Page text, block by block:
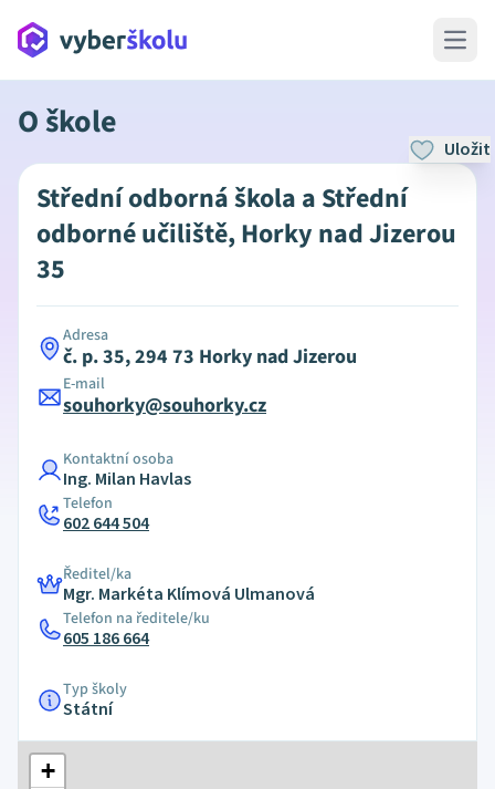
Open
O škole
Uložit
Střední odborná škola a Střední
odborné učiliště, Horky nad Jizerou
35
Adresa
č. p. 35, 294 73 Horky nad Jizerou
E-mail
souhorky@souhorky.cz
Kontaktní osoba
Ing. Milan Havlas
Telefon
602 644 504
Ředitel/ka
Mgr. Markéta Klímová Ulmanová
Telefon na ředitele/ku
605 186 664
Typ školy
Státní
+